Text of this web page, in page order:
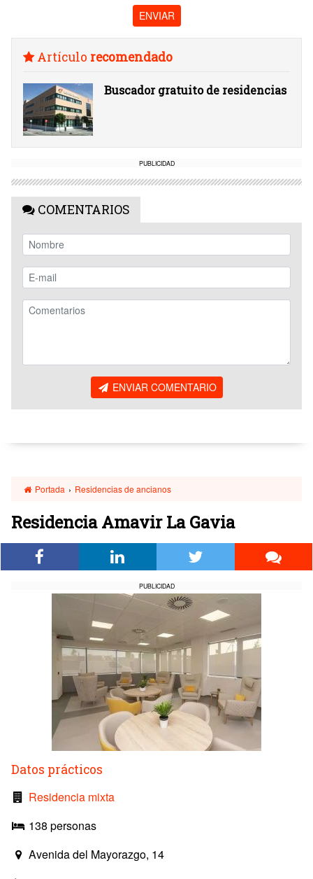
ENVIAR
Artículo recomendado
Buscador gratuito de residencias
PUBLICIDAD
COMENTARIOS
ENVIAR COMENTARIO
Portada › Residencias de ancianos
Residencia Amavir La Gavia
PUBLICIDAD
Datos prácticos
Residencia mixta
138 personas
Avenida del Mayorazgo, 14